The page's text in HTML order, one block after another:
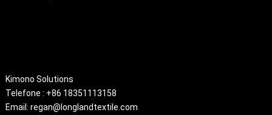
Kimono Solutions
Telefone : +86 18351113158
Email: regan@longlandtextile.com